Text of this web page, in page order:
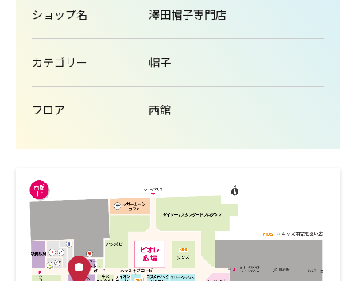
ショップ名 澤田帽子専門店
カテゴリー 帽子
フロア 西館